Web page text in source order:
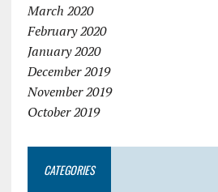
March 2020
February 2020
January 2020
December 2019
November 2019
October 2019
CATEGORIES